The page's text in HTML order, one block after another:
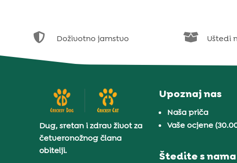
 Doživotno jamstvo  Uštedi
Dug, sretan i zdrav život za
četveronožnog člana
obitelji.
Upoznaj nas
Naša priča
Vaše ocjene
Štedite s nama